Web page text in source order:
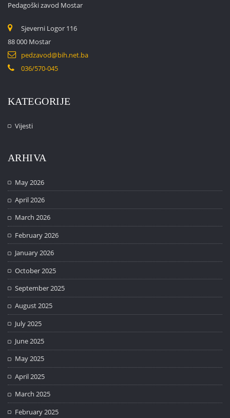
Pedagoški zavod Mostar
Sjeverni Logor 116
88 000 Mostar
pedzavod@bih.net.ba
036/570-045
KATEGORIJE
Vijesti
ARHIVA
May 2026
April 2026
March 2026
February 2026
January 2026
October 2025
September 2025
August 2025
July 2025
June 2025
May 2025
April 2025
March 2025
February 2025